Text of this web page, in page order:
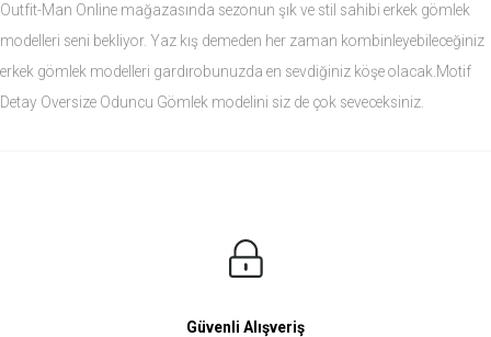
Outfit-Man Online mağazasında sezonun şık ve stil sahibi erkek gömlek
modelleri seni bekliyor. Yaz kış demeden her zaman kombinleyebileceğiniz
erkek gömlek modelleri gardırobunuzda en sevdiğiniz köşe olacak.Motif
Detay Oversize Oduncu Gömlek modelini siz de çok seveceksiniz.
Manken Bedenleri Üst Grup M, Alt Grup 33 Beden ( Medium )
Güvenli Alışveriş